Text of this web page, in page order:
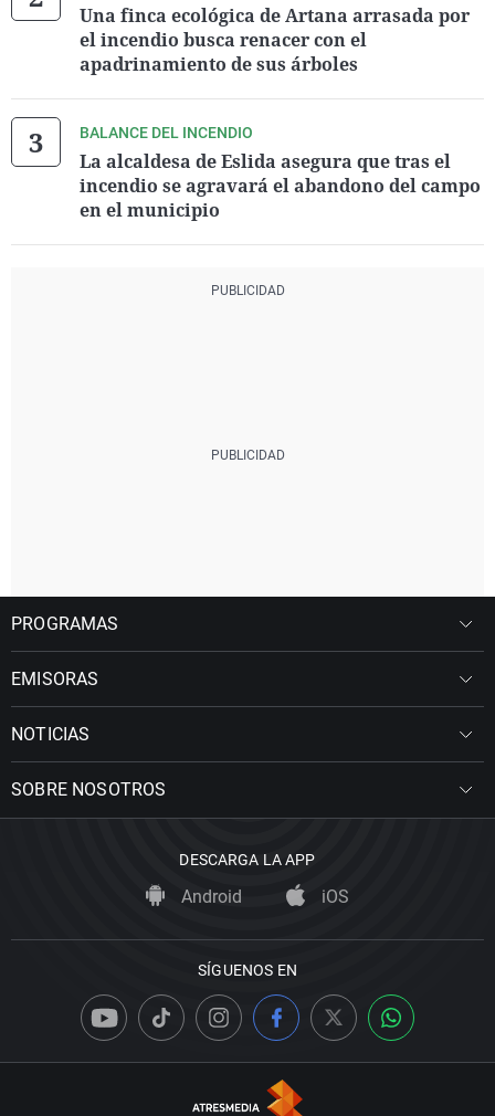
Una finca ecológica de Artana arrasada por
el incendio busca renacer con el
apadrinamiento de sus árboles
BALANCE DEL INCENDIO
La alcaldesa de Eslida asegura que tras el
incendio se agravará el abandono del campo
en el municipio
PROGRAMAS
EMISORAS
NOTICIAS
SOBRE NOSOTROS
DESCARGA LA APP
Android iOS
SÍGUENOS EN